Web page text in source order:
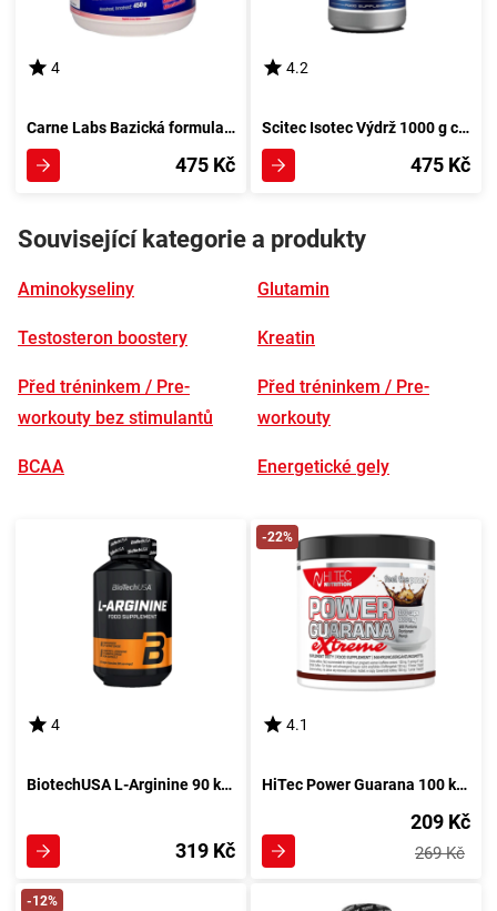
4
Carne Labs Bazická formula ph+ 450 g bez aroma
475 Kč
4.2
Scitec Isotec Výdrž 1000 g citrónový
475 Kč
Související kategorie a produkty
Aminokyseliny
Testosteron boostery
Před tréninkem / Pre-
workouty bez stimulantů
BCAA
Glutamin
Kreatin
Před tréninkem / Pre-
workouty
Energetické gely
4
BiotechUSA L-Arginine 90 kapslí
319 Kč
-22%
4.1
HiTec Power Guarana 100 kapslí
209 Kč
269 Kč
-12%